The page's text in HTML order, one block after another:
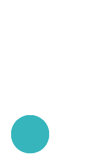
Заказать